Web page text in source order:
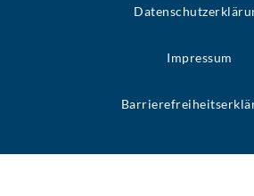
Impressum